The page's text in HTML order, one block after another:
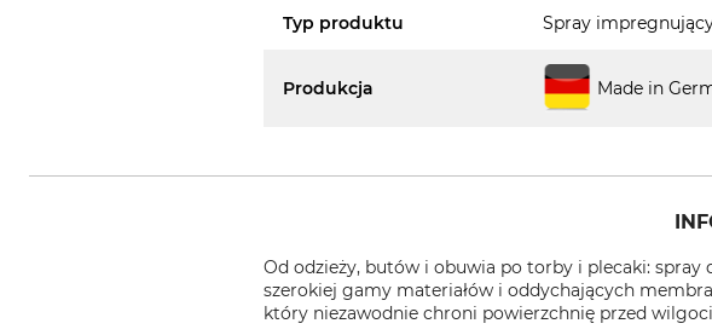
Typ produktu Spray
Produkcja Made in
Od odzieży, butów i obuwia po torby i plecaki:
szerokiej gamy materiałów i oddychających
który niezawodnie chroni powierzchnię przed